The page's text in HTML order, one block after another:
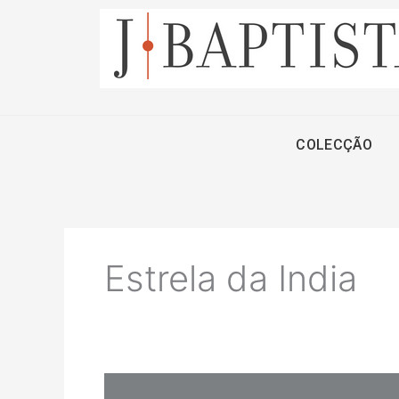
COLECÇÃO
Estrela da India